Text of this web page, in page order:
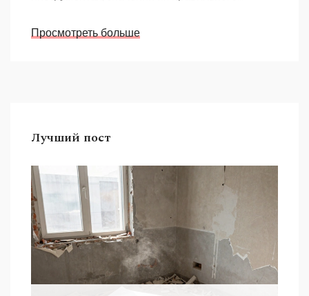
Полезная информация для профессионалов и
Просмотреть больше
Лучший пост